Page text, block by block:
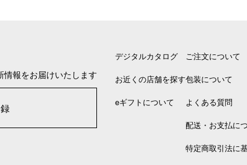
報をお届けいたします
デジタルカタログ
お近くの店舗を探す
eギフトについて
ご注文について
包装について
よくある質問
配送・お支払に
特定商取引法に